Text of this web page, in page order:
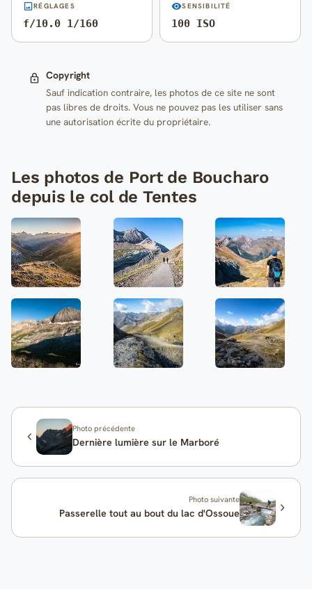
RÉGLAGES
f/10.0 1/160
SENSIBILITÉ
100 ISO
Copyright
Sauf indication contraire, les photos de ce site ne sont
pas libres de droits. Vous ne pouvez pas les utiliser sans
une autorisation écrite du propriétaire.
Les photos de Port de Boucharo
depuis le col de Tentes
Photo précédente
Dernière lumière sur le Marboré
Photo suivante
Passerelle tout au bout du lac d'Ossoue